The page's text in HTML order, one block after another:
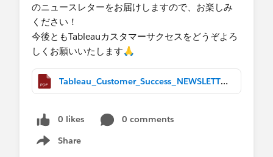
の​ニュースレターをお届けしますので、お楽しみ
ください！
今後ともTableauカスタマーサクセスをどうぞよろ
しくお願いいたします🙏 ​
Tableau_Customer_Success_NEWSLETTER_Mar2023.pdf
0 likes
0 comments
Share
Show menu